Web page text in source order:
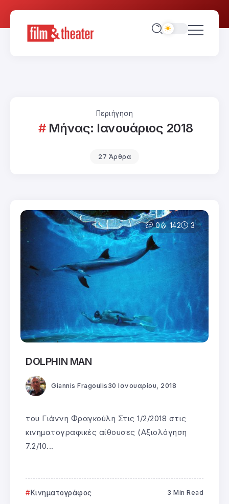
Περιήγηση
Μήνας: Ιανουάριος 2018
27 Άρθρα
0 142 3
DOLPHIN MAN
Giannis Fragoulis 30 Ιανουαρίου, 2018
του Γιάννη Φραγκούλη Στις 1/2/2018 στις
κινηματογραφικές αίθουσες (Αξιολόγηση
7.2/10...
Κινηματογράφος 3 Min Read